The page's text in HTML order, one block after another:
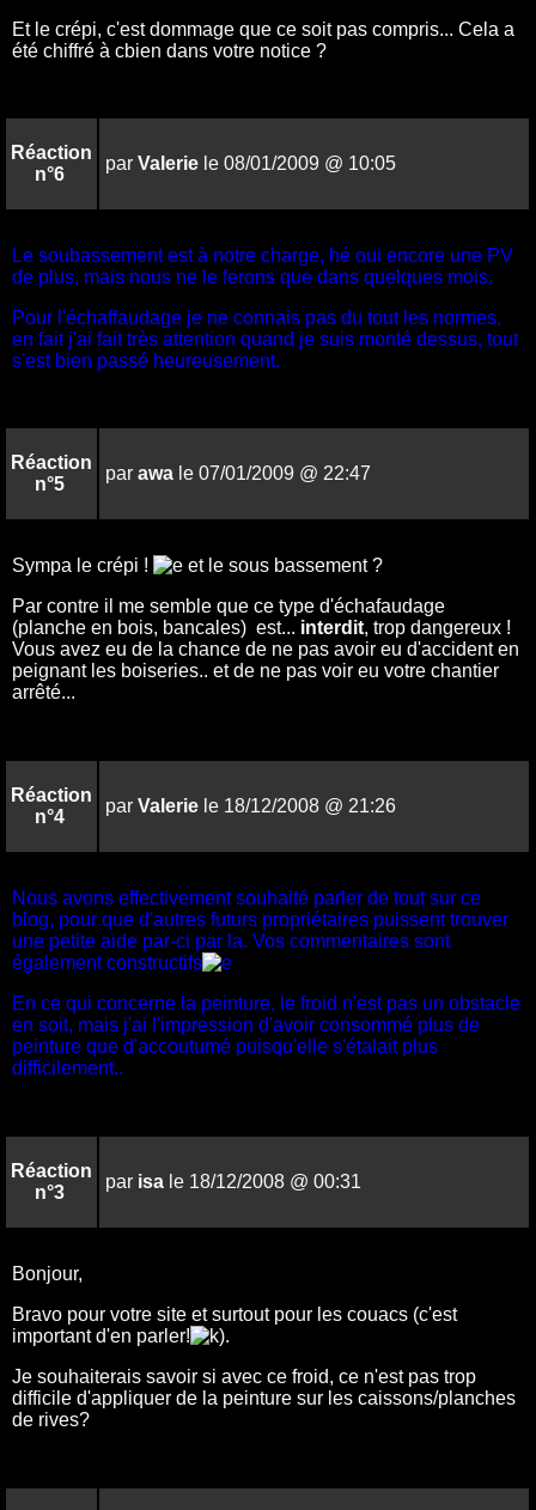
Et le crépi, c'est dommage que ce soit pas compris... Cela a
été chiffré à cbien dans votre notice ?
Réaction
n°6
parValerie le 08/01/2009 @ 10:05
Le soubassement est à notre charge, hé oui encore une PV
de plus, mais nous ne le ferons que dans quelques mois.
Pour l'échaffaudage je ne connais pas du tout les normes,
en fait j'ai fait très attention quand je suis monté dessus, tout
s'est bien passé heureusement.
Réaction
n°5
parawa le 07/01/2009 @ 22:47
Sympa le crépi ! et le sous bassement ?
Par contre il me semble que ce type d'échafaudage
(planche en bois, bancales) est... interdit, trop dangereux !
Vous avez eu de la chance de ne pas avoir eu d'accident en
peignant les boiseries.. et de ne pas voir eu votre chantier
arrêté...
Réaction
n°4
parValerie le 18/12/2008 @ 21:26
Nous avons effectivement souhaité parler de tout sur ce
blog, pour que d'autres futurs propriétaires puissent trouver
une petite aide par-ci par la. Vos commentaires sont
également constructifs
En ce qui concerne la peinture, le froid n'est pas un obstacle
en soit, mais j'ai l'impression d'avoir consommé plus de
peinture que d'accoutumé puisqu'elle s'étalait plus
difficilement..
Réaction
n°3
par isa le 18/12/2008 @ 00:31
Bonjour,
Bravo pour votre site et surtout pour les couacs (c'est
important d'en parler!
).
Je souhaiterais savoir si avec ce froid, ce n'est pas trop
difficile d'appliquer de la peinture sur les caissons/planches
de rives?